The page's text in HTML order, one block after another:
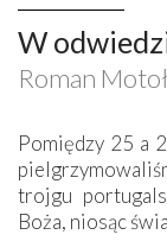
W
Roman
Pomiędzy 25 a
trojgu
Boża, niosąc